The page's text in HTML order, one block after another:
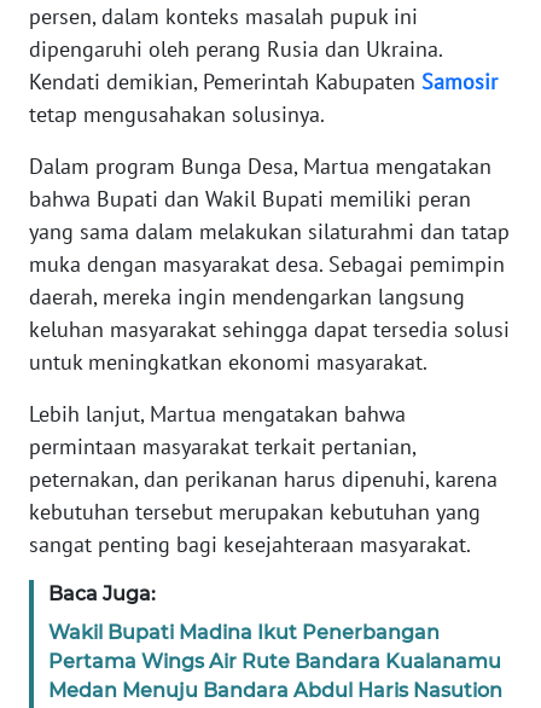
persen, dalam konteks masalah pupuk ini
dipengaruhi oleh perang Rusia dan Ukraina.
Kendati demikian, Pemerintah Kabupaten Samosir
tetap mengusahakan solusinya.
Dalam program Bunga Desa, Martua mengatakan
bahwa Bupati dan Wakil Bupati memiliki peran
yang sama dalam melakukan silaturahmi dan tatap
muka dengan masyarakat desa. Sebagai pemimpin
daerah, mereka ingin mendengarkan langsung
keluhan masyarakat sehingga dapat tersedia solusi
untuk meningkatkan ekonomi masyarakat.
Lebih lanjut, Martua mengatakan bahwa
permintaan masyarakat terkait pertanian,
peternakan, dan perikanan harus dipenuhi, karena
kebutuhan tersebut merupakan kebutuhan yang
sangat penting bagi kesejahteraan masyarakat.
Baca Juga:
Wakil Bupati Madina Ikut Penerbangan
Pertama Wings Air Rute Bandara Kualanamu
Medan Menuju Bandara Abdul Haris Nasution
WN
SULTENG
WN
SULBAR
BABEL
WN
SUMBAR
SUMSEL
WN
BENGKULU
LAMPUNG
WN
JATENG